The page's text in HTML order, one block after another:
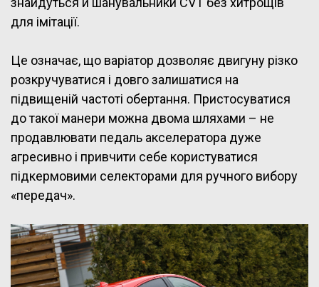
для імітації.
Це означає, що варіатор дозволяє двигуну різко
розкручуватися і довго залишатися на
підвищеній частоті обертання. Пристосуватися
до такої манери можна двома шляхами – не
продавлювати педаль акселератора дуже
агресивно і привчити себе користуватися
підкермовими селекторами для ручного вибору
«передач».